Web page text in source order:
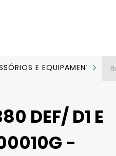
E EQUIPAMENTOS
DEF/ D1 E
-